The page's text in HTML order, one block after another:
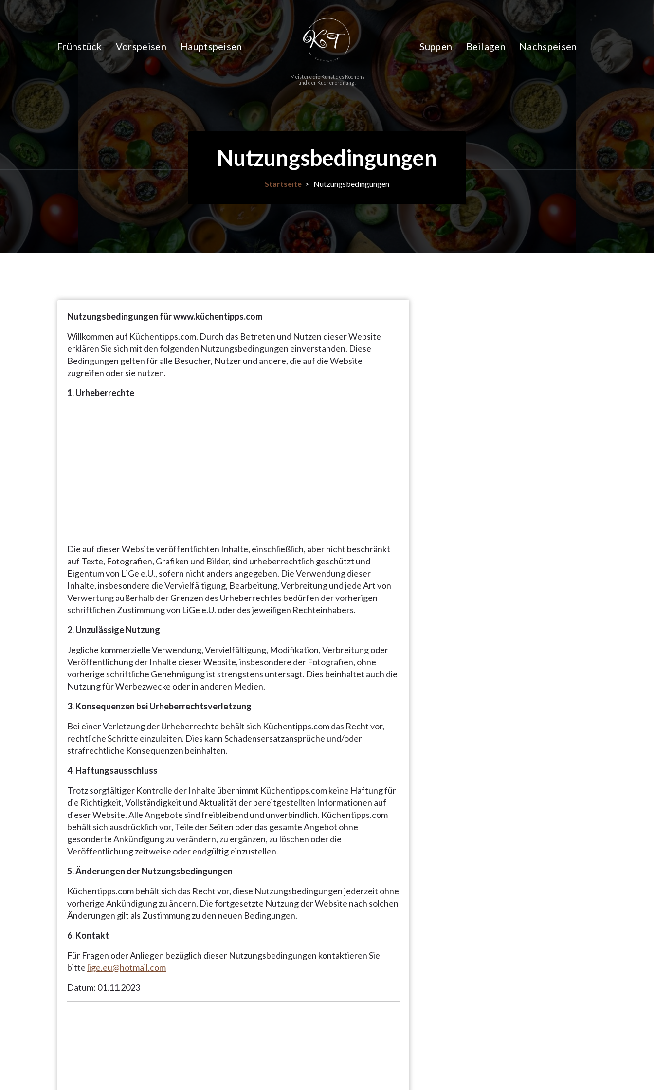
Zum
Inhalt
springen
Frühstück Vorspeisen Hauptspeisen
Meistere die Kunst des Kochens
und der Küchenordnung!
Suppen Beilagen Nachspeisen
Nutzungsbedingungen
Startseite > Nutzungsbedingungen
Nutzungsbedingungen für www.küchentipps.com
Willkommen auf Küchentipps.com. Durch das Betreten und Nutzen dieser Website
erklären Sie sich mit den folgenden Nutzungsbedingungen einverstanden. Diese
Bedingungen gelten für alle Besucher, Nutzer und andere, die auf die Website
zugreifen oder sie nutzen.
1. Urheberrechte
Die auf dieser Website veröffentlichten Inhalte, einschließlich, aber nicht beschränkt
auf Texte, Fotografien, Grafiken und Bilder, sind urheberrechtlich geschützt und
Eigentum von LiGe e.U., sofern nicht anders angegeben. Die Verwendung dieser
Inhalte, insbesondere die Vervielfältigung, Bearbeitung, Verbreitung und jede Art von
Verwertung außerhalb der Grenzen des Urheberrechtes bedürfen der vorherigen
schriftlichen Zustimmung von LiGe e.U. oder des jeweiligen Rechteinhabers.
2. Unzulässige Nutzung
Jegliche kommerzielle Verwendung, Vervielfältigung, Modifikation, Verbreitung oder
Veröffentlichung der Inhalte dieser Website, insbesondere der Fotografien, ohne
vorherige schriftliche Genehmigung ist strengstens untersagt. Dies beinhaltet auch die
Nutzung für Werbezwecke oder in anderen Medien.
3. Konsequenzen bei Urheberrechtsverletzung
Bei einer Verletzung der Urheberrechte behält sich Küchentipps.com das Recht vor,
rechtliche Schritte einzuleiten. Dies kann Schadensersatzansprüche und/oder
strafrechtliche Konsequenzen beinhalten.
4. Haftungsausschluss
Trotz sorgfältiger Kontrolle der Inhalte übernimmt Küchentipps.com keine Haftung für
die Richtigkeit, Vollständigkeit und Aktualität der bereitgestellten Informationen auf
dieser Website. Alle Angebote sind freibleibend und unverbindlich. Küchentipps.com
behält sich ausdrücklich vor, Teile der Seiten oder das gesamte Angebot ohne
gesonderte Ankündigung zu verändern, zu ergänzen, zu löschen oder die
Veröffentlichung zeitweise oder endgültig einzustellen.
5. Änderungen der Nutzungsbedingungen
Küchentipps.com behält sich das Recht vor, diese Nutzungsbedingungen jederzeit ohne
vorherige Ankündigung zu ändern. Die fortgesetzte Nutzung der Website nach solchen
Änderungen gilt als Zustimmung zu den neuen Bedingungen.
6. Kontakt
Für Fragen oder Anliegen bezüglich dieser Nutzungsbedingungen kontaktieren Sie
bitte lige.eu@hotmail.com
Datum: 01.11.2023